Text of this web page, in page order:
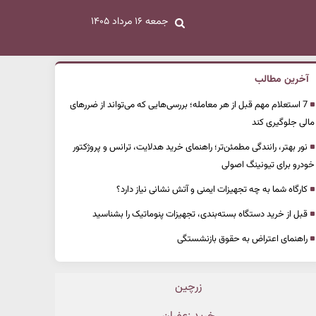
جمعه ۱۶ مرداد ۱۴۰۵
آخرین مطالب
7 استعلام مهم قبل از هر معامله؛ بررسی‌هایی که می‌تواند از ضررهای
مالی جلوگیری کند
نور بهتر، رانندگی مطمئن‌تر؛ راهنمای خرید هدلایت، ترانس و پروژکتور
خودرو برای تیونینگ اصولی
کارگاه شما به چه تجهیزات ایمنی و آتش نشانی نیاز دارد؟
قبل از خرید دستگاه بسته‌بندی، تجهیزات پنوماتیک را بشناسید
راهنمای اعتراض به حقوق بازنشستگی
زرچین